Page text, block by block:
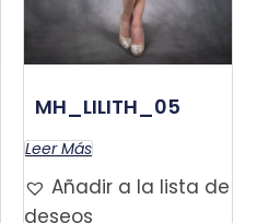
MH_LILITH_05
Leer Más
Añadir a la lista de
deseos